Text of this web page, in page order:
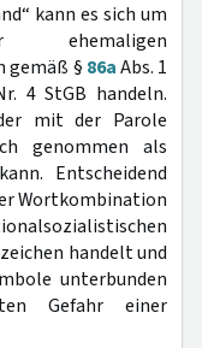
kann es sich um
ehemaligen
gemäß § 86aAbs. 1
4 StGB handeln.
mit der Parole
genommen als
Entscheidend
Wortkombination
handelt und
unterbunden
Gefahr einer